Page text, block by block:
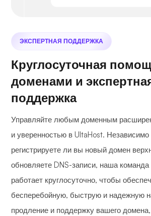
ЭКСПЕРТНАЯ ПОДДЕРЖКА
Круглосуточная
доменами и
поддержка
Управляйте любым доменным
и уверенностью в UltaHost. Независимо
регистрируете ли вы новый домен
обновляете DNS-записи, наша команда
работает круглосуточно, чтобы
бесперебойную, быструю и надежную
продление и поддержку вашего